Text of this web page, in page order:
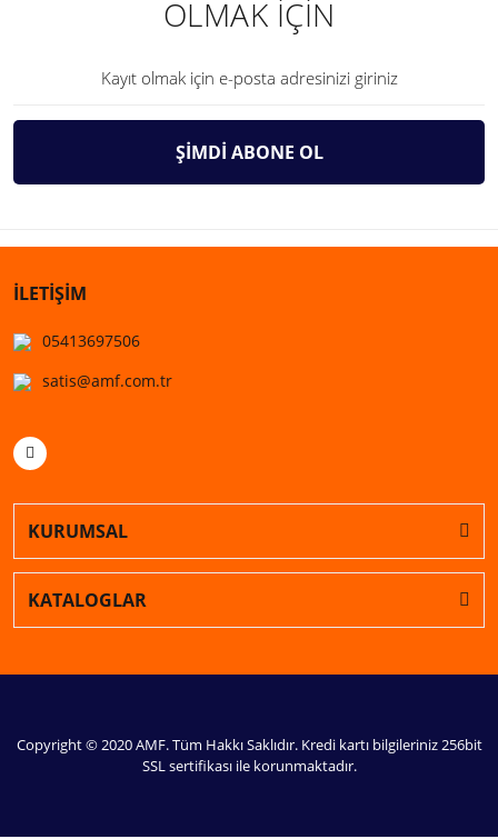
OLMAK İÇİN
ŞİMDİ ABONE OL
İLETİŞİM
05413697506
satis@amf.com.tr
KURUMSAL
KATALOGLAR
Copyright © 2020 AMF. Tüm Hakkı Saklıdır. Kredi kartı bilgileriniz 256bit
SSL sertifikası ile korunmaktadır.